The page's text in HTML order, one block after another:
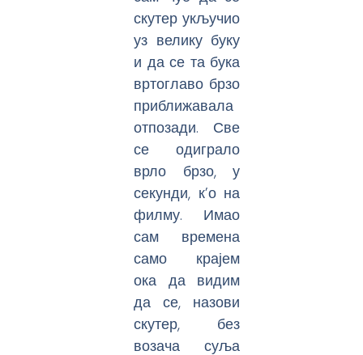
скутер укључио
уз велику буку
и да се та бука
вртоглаво брзо
приближавала
отпозади. Све
се одиграло
врло брзо, у
секунди, к’о на
филму. Имао
сам времена
само крајем
ока да видим
да се, назови
скутер, без
возача суља